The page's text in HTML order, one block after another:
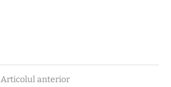
Articolul anterior